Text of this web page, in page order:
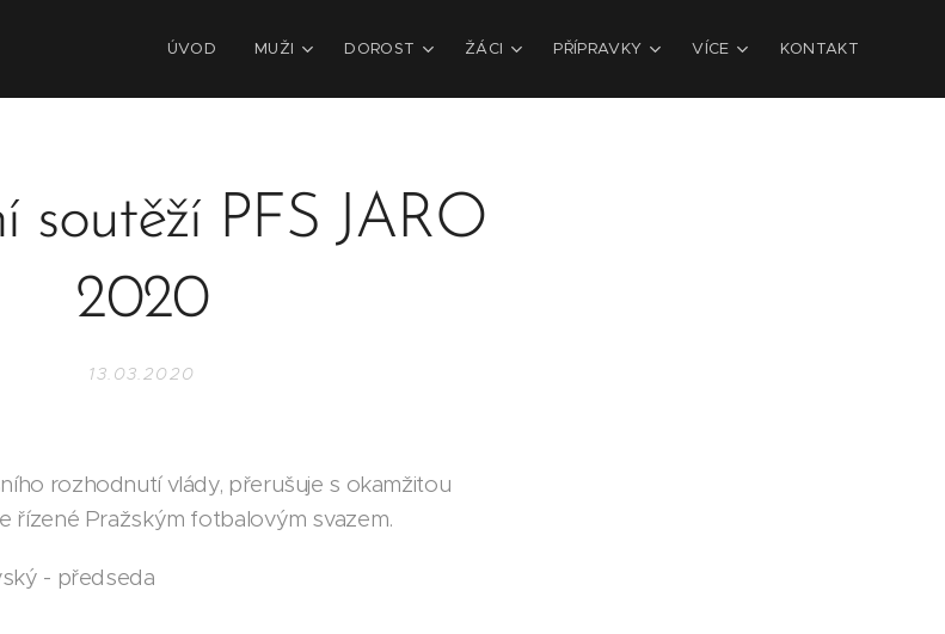
ÚVOD MUŽI DOROST ŽÁCI PŘÍPRAVKY VÍCE KONTAKT
soutěží PFS JARO
2020
13.03.2020
rozhodnutí vlády, přerušuje s okamžitou
řízené Pražským fotbalovým svazem.
- předseda